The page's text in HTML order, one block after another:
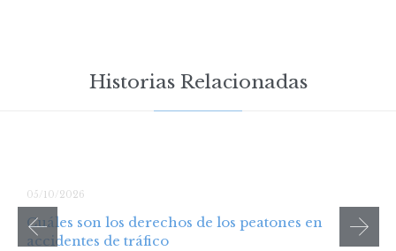
Historias Relacionadas
05/10/2026
Cuáles son los derechos de los peatones en
accidentes de tráfico